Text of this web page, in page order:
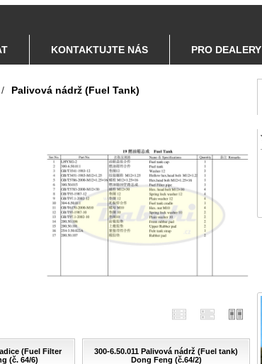
KONTAKTUJTE NÁS PRO DEALERY
/ Palivová nádrž (Fuel Tank)
(Fuel Filter
(č. 64/6)
300-6.50.011 Palivová nádrž (Fuel tank)
Dong Feng (č.64/2)